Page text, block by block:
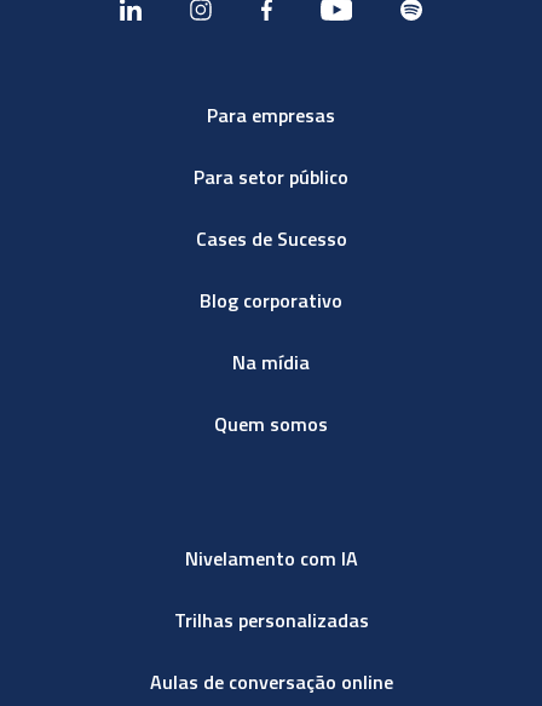
Para empresas
Para setor público
Cases de Sucesso
Blog corporativo
Na mídia
Quem somos
Nivelamento com IA
Trilhas personalizadas
Aulas de conversação online